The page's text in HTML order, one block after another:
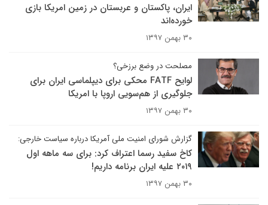
ایران، پاکستان و عربستان در زمین امریکا بازی
خورده‌اند
۳۰ بهمن ۱۳۹۷
مصلحت در وضع برزخی؟
لوایح FATF محکی برای دیپلماسی ایران برای
جلوگیری از هم‌سویی اروپا با امریکا
۳۰ بهمن ۱۳۹۷
گزارش شورای امنیت ملی آمریکا درباره سیاست خارجی:
کاخ سفید رسما اعتراف کرد: برای سه ماهه اول
۲۰۱۹ علیه ایران برنامه داریم!
۳۰ بهمن ۱۳۹۷